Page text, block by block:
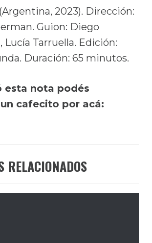
2023). Dirección:
Guion: Diego
Lucía Tarruella. Edición:
Duración: 65 minutos.
esta nota podés
cafecito por acá:
RELACIONADOS